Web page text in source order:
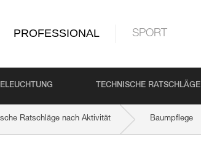
PROFESSIONAL SPORT
TECHNISCHE RATSCHLÄGE
Ratschläge nach Aktivität Baumpflege